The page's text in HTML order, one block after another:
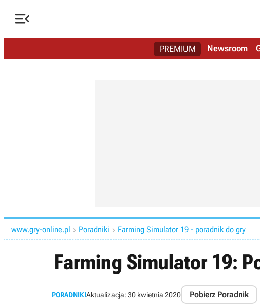

PREMIUM Newsroom
www.gry-online.pl  Poradniki  Farming Simulator 19 - poradnik do gry
Farming Simulator 19:
PORADNIKIAktualizacja: 30 kwietnia 2020 Pobierz Poradnik